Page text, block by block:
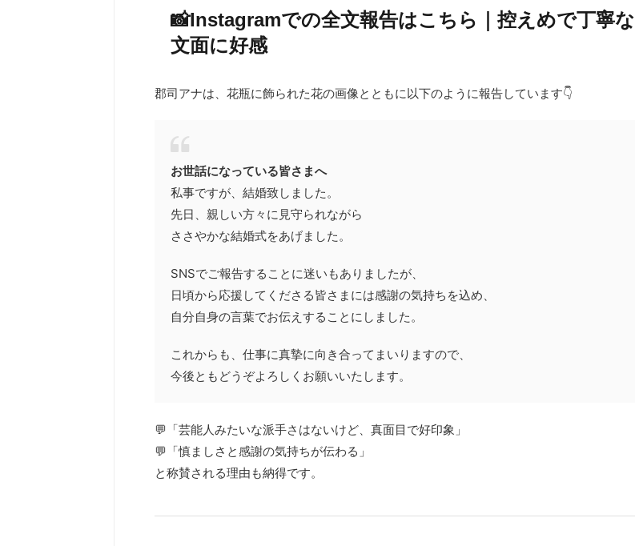
📸Instagramでの全文報告はこちら｜控えめで丁寧な
文面に好感
郡司アナは、花瓶に飾られた花の画像とともに以下のように報告しています👇
お世話になっている皆さまへ
私事ですが、結婚致しました。
先日、親しい方々に見守られながら
ささやかな結婚式をあげました。
SNSでご報告することに迷いもありましたが、
日頃から応援してくださる皆さまには感謝の気持ちを込め、
自分自身の言葉でお伝えすることにしました。
これからも、仕事に真摯に向き合ってまいりますので、
今後ともどうぞよろしくお願いいたします。
💬「芸能人みたいな派手さはないけど、真面目で好印象」
💬「慎ましさと感謝の気持ちが伝わる」
と称賛される理由も納得です。